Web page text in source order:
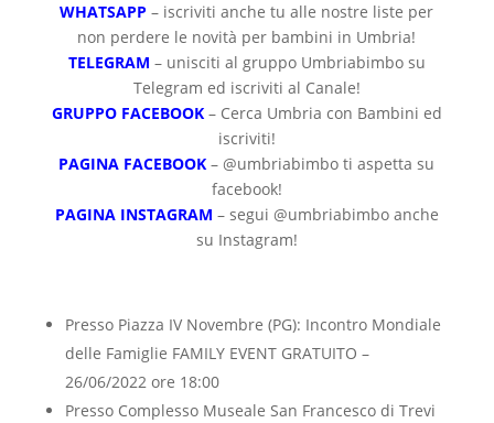
WHATSAPP – iscriviti anche tu alle nostre liste per
non perdere le novità per bambini in Umbria!
TELEGRAM – unisciti al gruppo Umbriabimbo su
Telegram ed iscriviti al Canale!
GRUPPO FACEBOOK – Cerca Umbria con Bambini ed
iscriviti!
PAGINA FACEBOOK – @umbriabimbo ti aspetta su
facebook!
PAGINA INSTAGRAM – segui @umbriabimbo anche
su Instagram!
Presso Piazza IV Novembre (PG): Incontro Mondiale
delle Famiglie FAMILY EVENT GRATUITO –
26/06/2022 ore 18:00
Presso Complesso Museale San Francesco di Trevi